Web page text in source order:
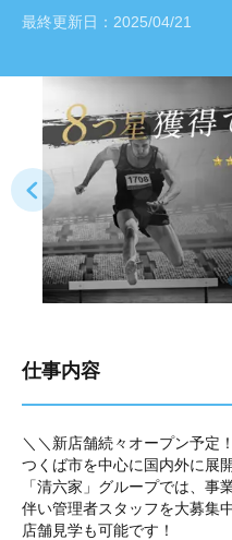
最終更新日： 2025/04/21
仕事内容
＼＼新店舗続々オープン予定
つくば市を中心に国内外に展
「清六家」グループでは、事
伴い管理者スタッフを大募集中
店舗見学も可能です！